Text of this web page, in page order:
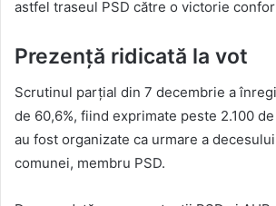
astfel traseul PSD către o victorie
Prezență ridicată la vot
Scrutinul parțial din 7 decembrie a
de 60,6%, fiind exprimate peste 2.100
au fost organizate ca urmare a
comunei, membru PSD.